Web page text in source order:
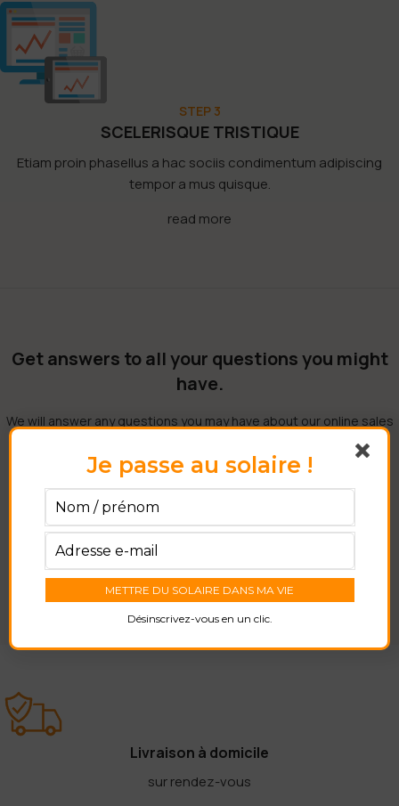
STEP 3
SCELERISQUE TRISTIQUE
Etiam proin phasellus a hac sociis condimentum adipiscing
tempor a mus quisque.
read more
Get answers to all your questions you might
have.
We will answer any questions you may have about our online sales
09:00 to 21:00 UTC +2
CONTACT OUR COMPANY
Livraison à domicile
sur rendez-vous
Je passe au solaire !
Désinscrivez-vous en un clic.